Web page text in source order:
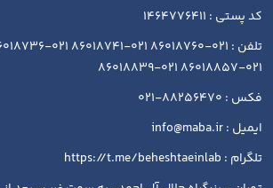
کد پستی : 1464776411
021-86018857 021-86018839
فکس : 88256470-021
ایمیل : info@maba.ir
تلگرام : https://t.me/beheshtaeinlab